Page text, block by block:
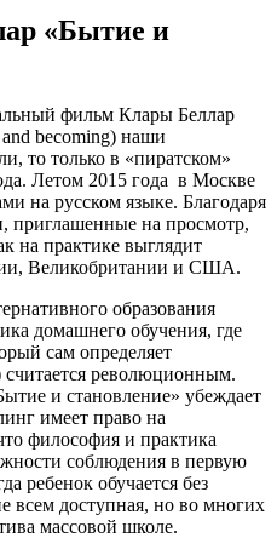
«Бытие и
фильм Клары Беллар
becoming) наши
то только в «пиратском»
Летом 2015 года в Москве
на русском языке. Благодаря
приглашенные на просмотр,
на практике выглядит
Великобритании и США.
образования
домашнего обучения, где
сам определяет
считается революционным.
и становление» убеждает
имеет право на
философия и практика
соблюдения в первую
ребенок обучается без
всем доступная, но во многих
массовой школе.